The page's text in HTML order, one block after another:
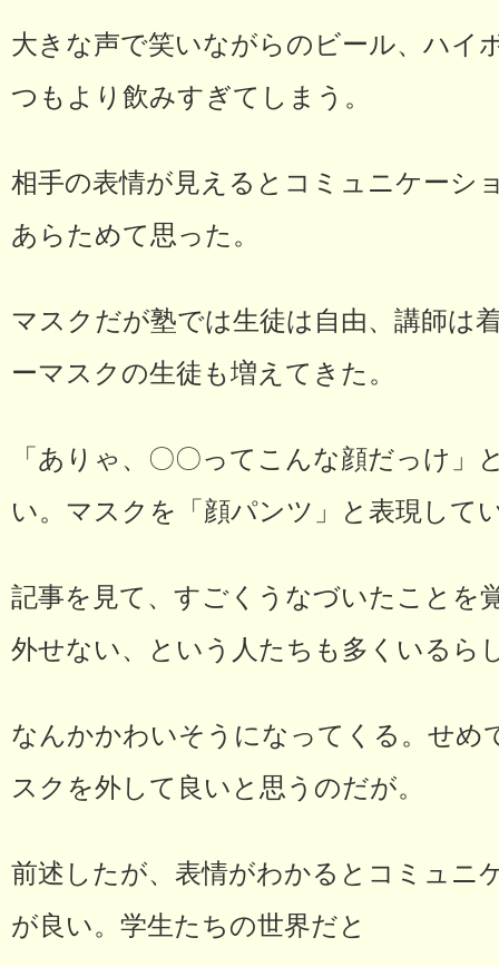
大きな声で笑いながらのビール、ハイ
つもより飲みすぎてしまう。
相手の表情が見えるとコミュニケーシ
あらためて思った。
マスクだが塾では生徒は自由、講師は
ーマスクの生徒も増えてきた。
「ありゃ、〇〇ってこんな顔だっけ」
い。マスクを「顔パンツ」と表現して
記事を見て、すごくうなづいたことを
外せない、という人たちも多くいるら
なんかかわいそうになってくる。せめ
スクを外して良いと思うのだが。
前述したが、表情がわかるとコミュニ
が良い。学生たちの世界だと